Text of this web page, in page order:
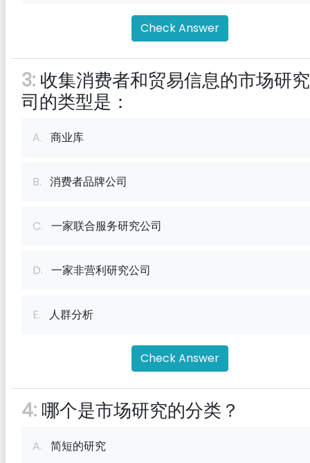
Check Answer
3: 收集消费者和贸易信息的市场研
司的类型是：
A. 商业库
B. 消费者品牌公司
C. 一家联合服务研究公司
D. 一家非营利研究公司
E. 人群分析
Check Answer
4: 哪个是市场研究的分类？
A. 简短的研究